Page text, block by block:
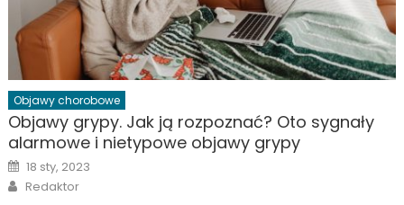
Objawy chorobowe
Objawy grypy. Jak ją rozpoznać? Oto sygnały
alarmowe i nietypowe objawy grypy
Posted
on
18 sty, 2023
Author
Redaktor